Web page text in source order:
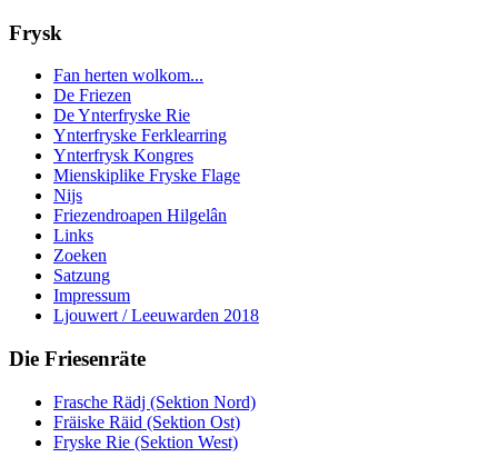
Frysk
Fan herten wolkom...
De Friezen
De Ynterfryske Rie
Ynterfryske Ferklearring
Ynterfrysk Kongres
Mienskiplike Fryske Flage
Nijs
Friezendroapen Hilgelân
Links
Zoeken
Satzung
Impressum
Ljouwert / Leeuwarden 2018
Die Friesenräte
Frasche Rädj (Sektion Nord)
Fräiske Räid (Sektion Ost)
Fryske Rie (Sektion West)